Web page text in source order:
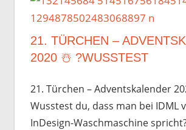
21. TÜRCHEN –
2020 ☃️️ ?WUSSTEST
21. Türchen – Adventskalender
Wusstest du, dass man bei IDML
InDesign-Waschmaschine